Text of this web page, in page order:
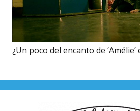
¿Un poco del encanto de